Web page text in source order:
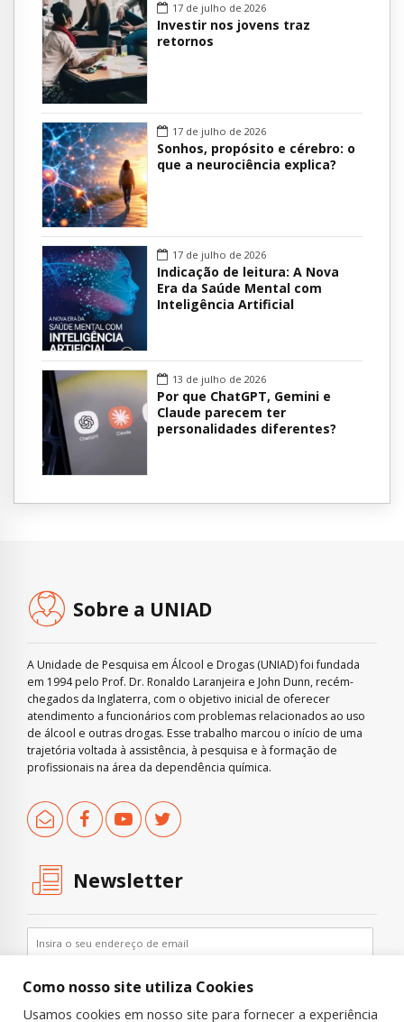
17 de julho de 2026
Investir nos jovens traz
retornos
17 de julho de 2026
Sonhos, propósito e cérebro: o
que a neurociência explica?
17 de julho de 2026
Indicação de leitura: A Nova
Era da Saúde Mental com
Inteligência Artificial
13 de julho de 2026
Por que ChatGPT, Gemini e
Claude parecem ter
personalidades diferentes?
Sobre a UNIAD
A Unidade de Pesquisa em Álcool e Drogas (UNIAD) foi fundada
em 1994 pelo Prof. Dr. Ronaldo Laranjeira e John Dunn, recém-
chegados da Inglaterra, com o objetivo inicial de oferecer
atendimento a funcionários com problemas relacionados ao uso
de álcool e outras drogas. Esse trabalho marcou o início de uma
trajetória voltada à assistência, à pesquisa e à formação de
profissionais na área da dependência química.
Newsletter
Como nosso site utiliza Cookies
Usamos cookies em nosso site para fornecer a experiência